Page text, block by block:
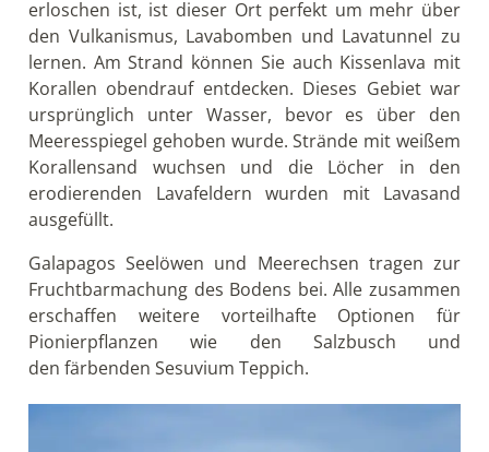
erloschen ist, ist dieser Ort perfekt um mehr über
den Vulkanismus, Lavabomben und Lavatunnel zu
lernen. Am Strand können Sie auch Kissenlava mit
Korallen obendrauf entdecken. Dieses Gebiet war
ursprünglich unter Wasser, bevor es über den
Meeresspiegel gehoben wurde. Strände mit weißem
Korallensand wuchsen und die Löcher in den
erodierenden Lavafeldern wurden mit Lavasand
ausgefüllt.
Galapagos Seelöwen und Meerechsen tragen zur
Fruchtbarmachung des Bodens bei. Alle zusammen
erschaffen weitere vorteilhafte Optionen für
Pionierpflanzen wie den Salzbusch und
den färbenden Sesuvium Teppich.